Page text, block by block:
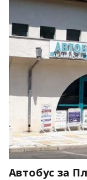
Автобус за